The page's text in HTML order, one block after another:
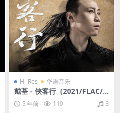
Hi-Res 华语音乐
戴荃 - 侠客行（2021/FLAC/
分轨/492M）(24bit/48kHz)
5 年前 119 3